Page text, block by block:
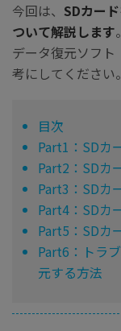
今回は、 SDカー
ついて解説します
データ復元ソフ
考にしてください。
目次
Part1：SDカ
Part2：SDカ
Part3：SDカ
Part4：SDカ
Part5：SDカ
Part6：トラ
元する方法